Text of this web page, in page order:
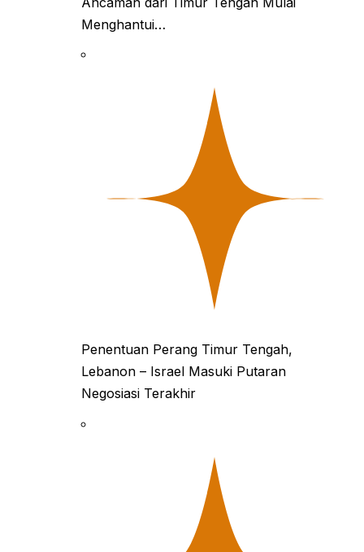
Menghantui…
Penentuan Perang Timur Tengah,
Lebanon – Israel Masuki Putaran
Negosiasi Terakhir